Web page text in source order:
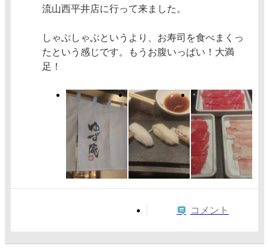
流山西平井店に行って来ました。
しゃぶしゃぶというより、お寿司を食べまくっ
たという感じです。もうお腹いっぱい！大満
足！
コメント